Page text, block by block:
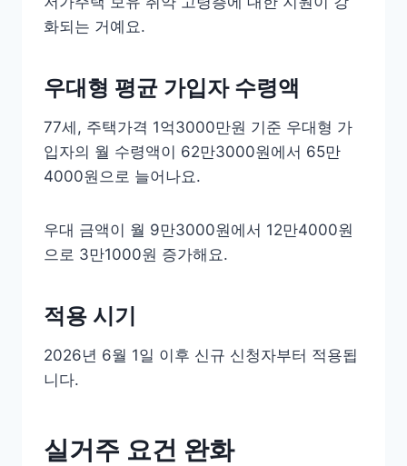
화되는 거예요.
우대형 평균 가입자 수령액
77세, 주택가격 1억3000만원 기준 우대형 가
입자의 월 수령액이 62만3000원에서 65만
4000원으로 늘어나요.
우대 금액이 월 9만3000원에서 12만4000원
으로 3만1000원 증가해요.
적용 시기
2026년 6월 1일 이후 신규 신청자부터 적용됩
니다.
실거주 요건 완화